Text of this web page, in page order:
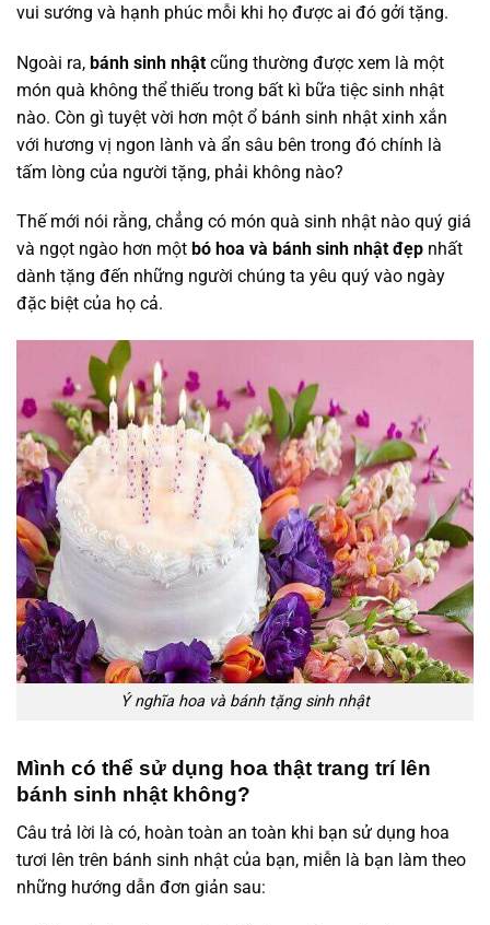
vui sướng và hạnh phúc mỗi khi họ được ai đó gởi tặng.
Ngoài ra, bánh sinh nhật cũng thường được xem là một
món quà không thể thiếu trong bất kì bữa tiệc sinh nhật
nào. Còn gì tuyệt vời hơn một ổ bánh sinh nhật xinh xắn
với hương vị ngon lành và ẩn sâu bên trong đó chính là
tấm lòng của người tặng, phải không nào?
Thế mới nói rằng, chẳng có món quà sinh nhật nào quý giá
và ngọt ngào hơn một bó hoa và bánh sinh nhật đẹp nhất
dành tặng đến những người chúng ta yêu quý vào ngày
đặc biệt của họ cả.
Ý nghĩa hoa và bánh tặng sinh nhật
Mình có thể sử dụng hoa thật trang trí lên
bánh sinh nhật không?
Câu trả lời là có, hoàn toàn an toàn khi bạn sử dụng hoa
tươi lên trên bánh sinh nhật của bạn, miễn là bạn làm theo
những hướng dẫn đơn giản sau: